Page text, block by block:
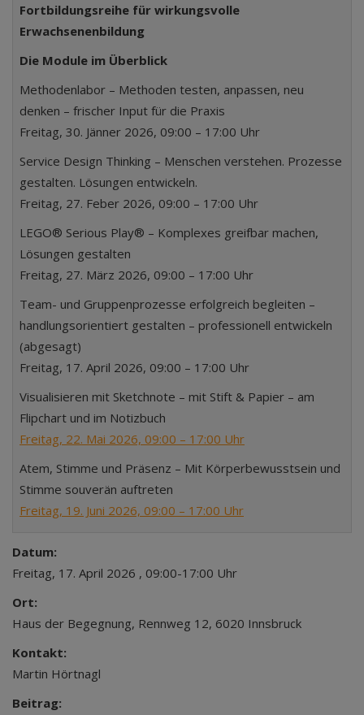
Fortbildungsreihe für wirkungsvolle
Erwachsenenbildung
Die Module im Überblick
Methodenlabor – Methoden testen, anpassen, neu
denken – frischer Input für die Praxis
Freitag, 30. Jänner 2026, 09:00 – 17:00 Uhr
Service Design Thinking – Menschen verstehen. Prozesse
gestalten. Lösungen entwickeln.
Freitag, 27. Feber 2026, 09:00 – 17:00 Uhr
LEGO® Serious Play® – Komplexes greifbar machen,
Lösungen gestalten
Freitag, 27. März 2026, 09:00 – 17:00 Uhr
Team- und Gruppenprozesse erfolgreich begleiten –
handlungsorientiert gestalten – professionell entwickeln
(abgesagt)
Freitag, 17. April 2026, 09:00 – 17:00 Uhr
Visualisieren mit Sketchnote – mit Stift & Papier – am
Flipchart und im Notizbuch
Freitag, 22. Mai 2026, 09:00 – 17:00 Uhr
Atem, Stimme und Präsenz – Mit Körperbewusstsein und
Stimme souverän auftreten
Freitag, 19. Juni 2026, 09:00 – 17:00 Uhr
Datum:
Freitag, 17. April 2026 , 09:00-17:00 Uhr
Ort:
Haus der Begegnung, Rennweg 12, 6020 Innsbruck
Kontakt:
Martin Hörtnagl
Beitrag: